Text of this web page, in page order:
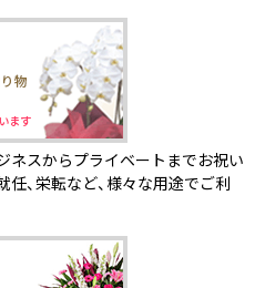
ネスからプライベートまでお祝い
任、栄転など、様々な用途でご利